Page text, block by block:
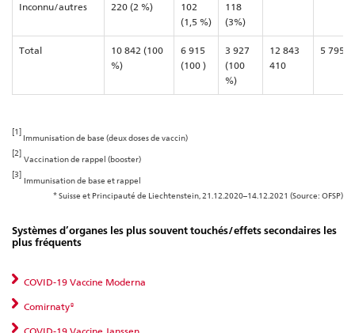
Inconnu/autres 220 (2 %)
102
(1,5 %)
118
(3%)
Total
10 842 (100
%)
6 915
(100 )
3 927
(100
%)
12 843
410
5 795
[1]
Immunisation de base (deux doses de vaccin)
[2]
Vaccination de rappel (booster)
[3]
Immunisation de base et rappel
* Suisse et Principauté de Liechtenstein, 21.12.2020–14.12.2021 (Source: OFSP)
Systèmes d’organes les plus souvent touchés/effets secondaires les
plus fréquents
COVID-19 Vaccine Moderna
Comirnaty®